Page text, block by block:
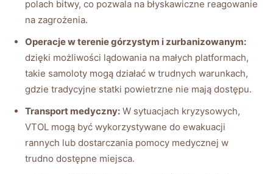
polach ‌bitwy,‌ co pozwala na błyskawiczne reagowanie
na⁢ zagrożenia.
Operacje w terenie górzystym i zurbanizowanym:
dzięki⁤ możliwości lądowania‍ na małych platformach,⁤
takie⁢ samoloty mogą działać w ⁢trudnych warunkach,
gdzie tradycyjne‌ statki powietrzne nie mają dostępu.
Transport medyczny: W sytuacjach kryzysowych,
‍VTOL ‌mogą być wykorzystywane do ewakuacji
‍rannych lub dostarczania⁢ pomocy medycznej w
trudno dostępne miejsca.